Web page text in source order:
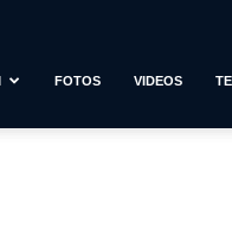
FOTOS VIDEOS